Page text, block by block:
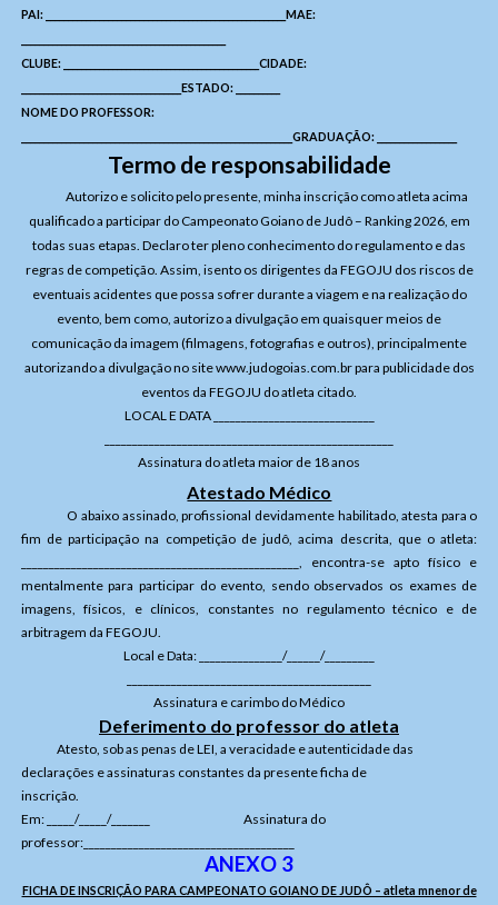
PAI: ______________________________________________________MAE:
CLUBE: ____________________________________________CIDADE:
____________________________________ESTADO: __________
NOME DO PROFESSOR:
_____________________________________________________________GRADUAÇÃO: __________________
Termo de responsabilidade
Autorizo e solicito pelo presente, minha inscrição como atleta acima
qualificado a participar do Campeonato Goiano de Judô – Ranking 2026, em
todas suas etapas. Declaro ter pleno conhecimento do regulamento e das
regras de competição. Assim, isento os dirigentes da FEGOJU dos riscos de
eventuais acidentes que possa sofrer durante a viagem e na realização do
evento, bem como, autorizo a divulgação em quaisquer meios de
comunicação da imagem (filmagens, fotografias e outros), principalmente
autorizando a divulgação no sitewww.judogoias.com.brpara publicidade dos
eventos da FEGOJU do atleta citado.
LOCAL E DATA _____________________________
Assinatura do atleta maior de 18 anos
Atestado Médico
O abaixo assinado, profissional devidamente habilitado, atesta para o
fim de participação na competição de judô, acima descrita, que o atleta:
__________________________________________________, encontra-se apto físico e
mentalmente para participar do evento, sendo observados os exames de
imagens, físicos, e clínicos, constantes no regulamento técnico e de
arbitragem da FEGOJU.
Local e Data: _______________/______/_________
Assinatura e carimbo do Médico
Deferimento do professor do atleta
Atesto, sob as penas de LEI, a veracidade e autenticidade das
declarações e assinaturas constantes da presente ficha de
inscrição.
Em: _____/_____/_______ Assinatura do
professor:______________________________________
ANEXO 3
FICHA DE INSCRIÇÃO PARA CAMPEONATO GOIANO DE JUDÔ – atleta mnenor de